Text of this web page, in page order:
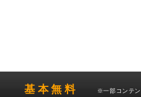
基本無料 ※一部コンテ